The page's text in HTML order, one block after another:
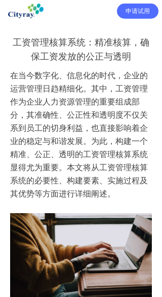
申请试用
工资管理核算系统：精准核算，确
保工资发放的公正与透明
在当今数字化、信息化的时代，企业的
运营管理日趋精细化。其中，工资管理
作为企业人力资源管理的重要组成部
分，其准确性、公正性和透明度不仅关
系到员工的切身利益，也直接影响着企
业的稳定与和谐发展。为此，构建一个
精准、公正、透明的工资管理核算系统
显得尤为重要。本文将从工资管理核算
系统的必要性、构建要素、实施过程及
其优势等方面进行详细阐述。